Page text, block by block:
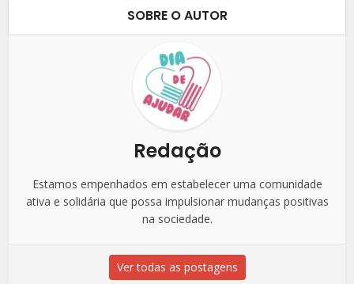
SOBRE O AUTOR
Redação
Estamos empenhados em estabelecer uma comunidade
ativa e solidária que possa impulsionar mudanças positivas
na sociedade.
Ver todas as postagens